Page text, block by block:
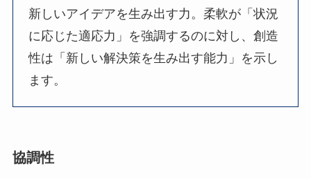
新しいアイデアを生み出す力。柔軟が「状況
に応じた適応力」を強調するのに対し、創造
性は「新しい解決策を生み出す能力」を示し
ます。
協調性